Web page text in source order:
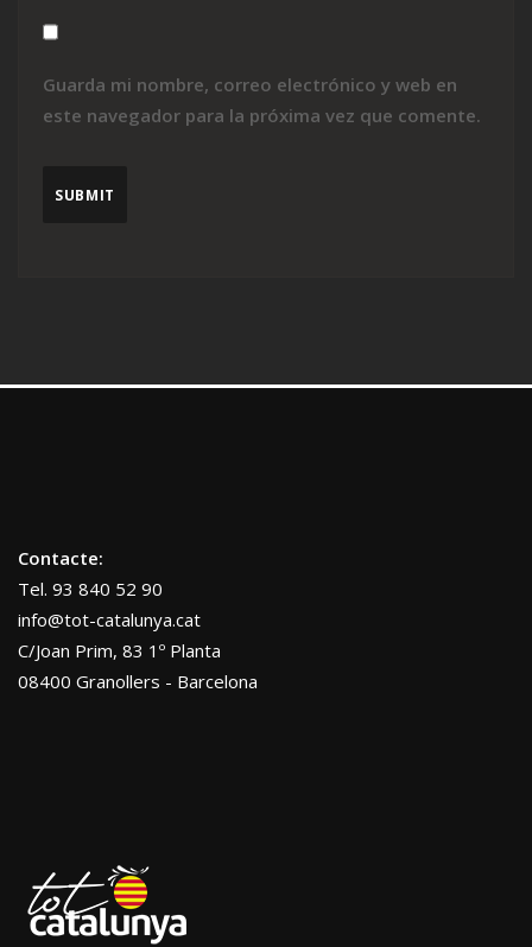
Guarda mi nombre, correo electrónico y web en
este navegador para la próxima vez que comente.
Contacte:
Tel. 93 840 52 90
info@tot-catalunya.cat
C/Joan Prim, 83 1º Planta
08400 Granollers - Barcelona